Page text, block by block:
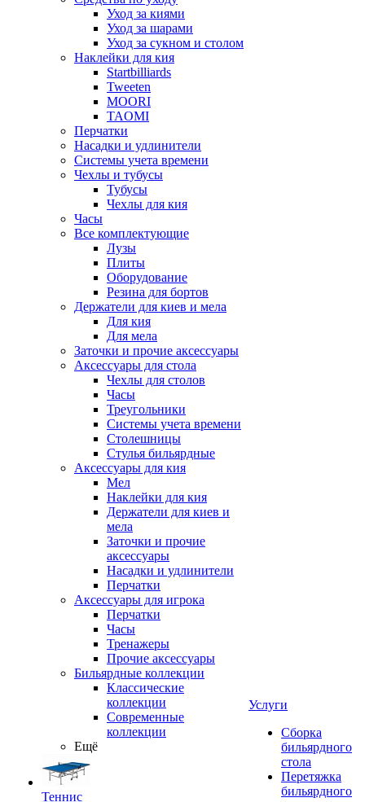
Уход за киями
Уход за шарами
Уход за сукном и столом
Наклейки для кия
Startbilliards
Tweeten
MOORI
TAOMI
Перчатки
Насадки и удлинители
Системы учета времени
Чехлы и тубусы
Тубусы
Чехлы для кия
Часы
Все комплектующие
Лузы
Плиты
Оборудование
Резина для бортов
Держатели для киев и мела
Для кия
Для мела
Заточки и прочие аксессуары
Аксессуары для стола
Чехлы для столов
Часы
Треугольники
Системы учета времени
Столешницы
Стулья бильярдные
Аксессуары для кия
Мел
Наклейки для кия
Держатели для киев и
мела
Заточки и прочие
аксессуары
Насадки и удлинители
Перчатки
Аксессуары для игрока
Перчатки
Часы
Тренажеры
Прочие аксессуары
Бильярдные коллекции
Классические
коллекции
Современные
коллекции
Ещё
Теннис
Услуги
Сборка
бильярдного
стола
Перетяжка
бильярдного